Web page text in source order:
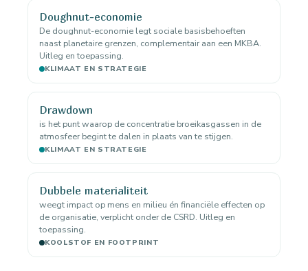
Doughnut-economie
De doughnut-economie legt sociale basisbehoeften
naast planetaire grenzen, complementair aan een MKBA.
Uitleg en toepassing.
KLIMAAT EN STRATEGIE
Drawdown
is het punt waarop de concentratie broeikasgassen in de
atmosfeer begint te dalen in plaats van te stijgen.
KLIMAAT EN STRATEGIE
Dubbele materialiteit
weegt impact op mens en milieu én financiële effecten op
de organisatie, verplicht onder de CSRD. Uitleg en
toepassing.
KOOLSTOF EN FOOTPRINT